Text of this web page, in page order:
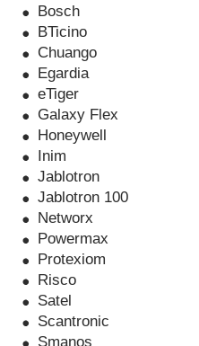
Bosch
BTicino
Chuango
Egardia
eTiger
Galaxy Flex
Honeywell
Inim
Jablotron
Jablotron 100
Networx
Powermax
Protexiom
Risco
Satel
Scantronic
Smanos